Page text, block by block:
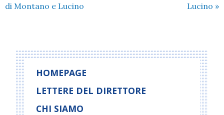
di Montano e Lucino
Lucino »
HOMEPAGE
LETTERE DEL DIRETTORE
CHI SIAMO